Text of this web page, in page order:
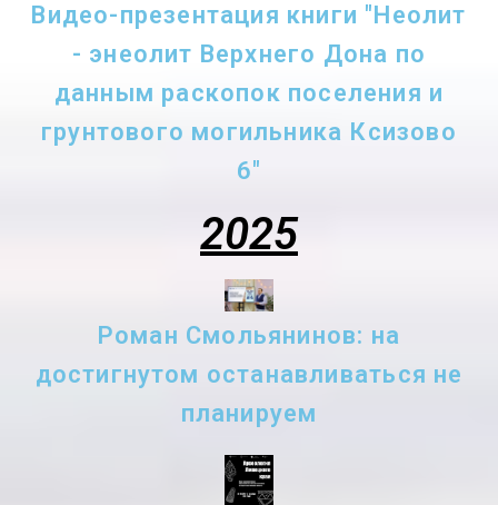
Видео-презентация книги "Неолит
- энеолит Верхнего Дона по
данным раскопок поселения и
грунтового могильника Ксизово
6"
2025
Роман Смольянинов: на
достигнутом останавливаться не
планируем